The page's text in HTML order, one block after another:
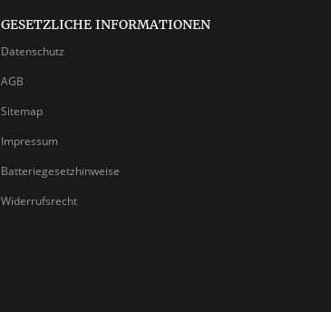
GESETZLICHE INFORMATIONEN
Datenschutz
AGB
Sitemap
Impressum
Batteriegesetzhinweise
Widerrufsrecht